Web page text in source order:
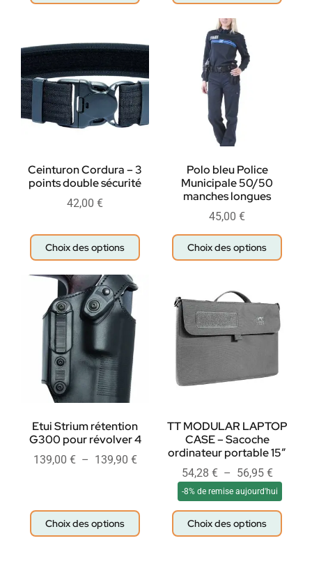
Ceinturon Cordura – 3
points double sécurité
42,00 €
Choix des options
Polo bleu Police
Municipale 50/50
manches longues
45,00 €
Choix des options
Etui Strium rétention
G300 pour révolver 4
139,00 € – 139,90 €
Choix des options
TT MODULAR LAPTOP
CASE – Sacoche
ordinateur portable 15″
54,28 € – 56,95 €
-8% de remise aujourd'hui
Choix des options